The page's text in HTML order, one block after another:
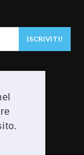
ISCRIVITI!